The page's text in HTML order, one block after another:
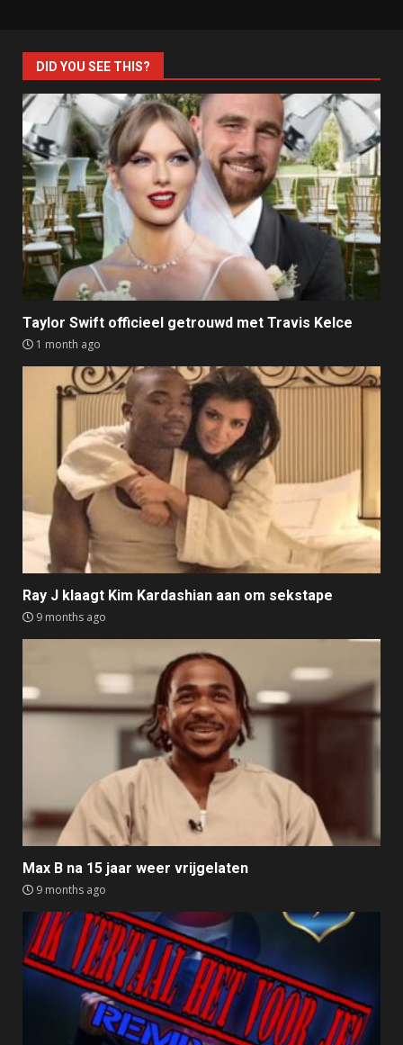
DID YOU SEE THIS?
Taylor Swift officieel getrouwd met Travis Kelce
1 month ago
Ray J klaagt Kim Kardashian aan om sekstape
9 months ago
Max B na 15 jaar weer vrijgelaten
9 months ago